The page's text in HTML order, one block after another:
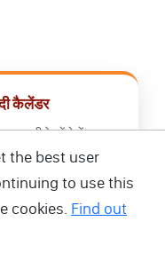
कैलेंडर
एक ही ऐप में देखें।
करें
the best user
to use this
cookies. Find out